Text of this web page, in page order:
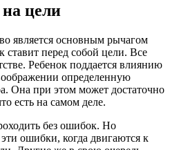
цели
является основным рычагом
ставит перед собой цели. Все
Ребенок поддается влиянию
определенную
Она при этом может достаточно
есть на самом деле.
без ошибок. Но
ошибки, когда двигаются к